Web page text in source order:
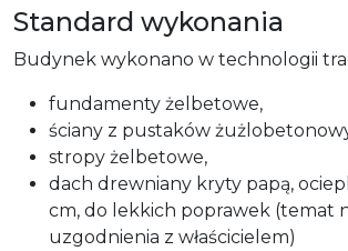
Standard wykonania
Budynek wykonano w technologii
fundamenty żelbetowe,
ściany z pustaków
stropy żelbetowe,
dach drewniany kryty papą,
cm, do lekkich poprawek (temat
uzgodnienia z właścicielem)